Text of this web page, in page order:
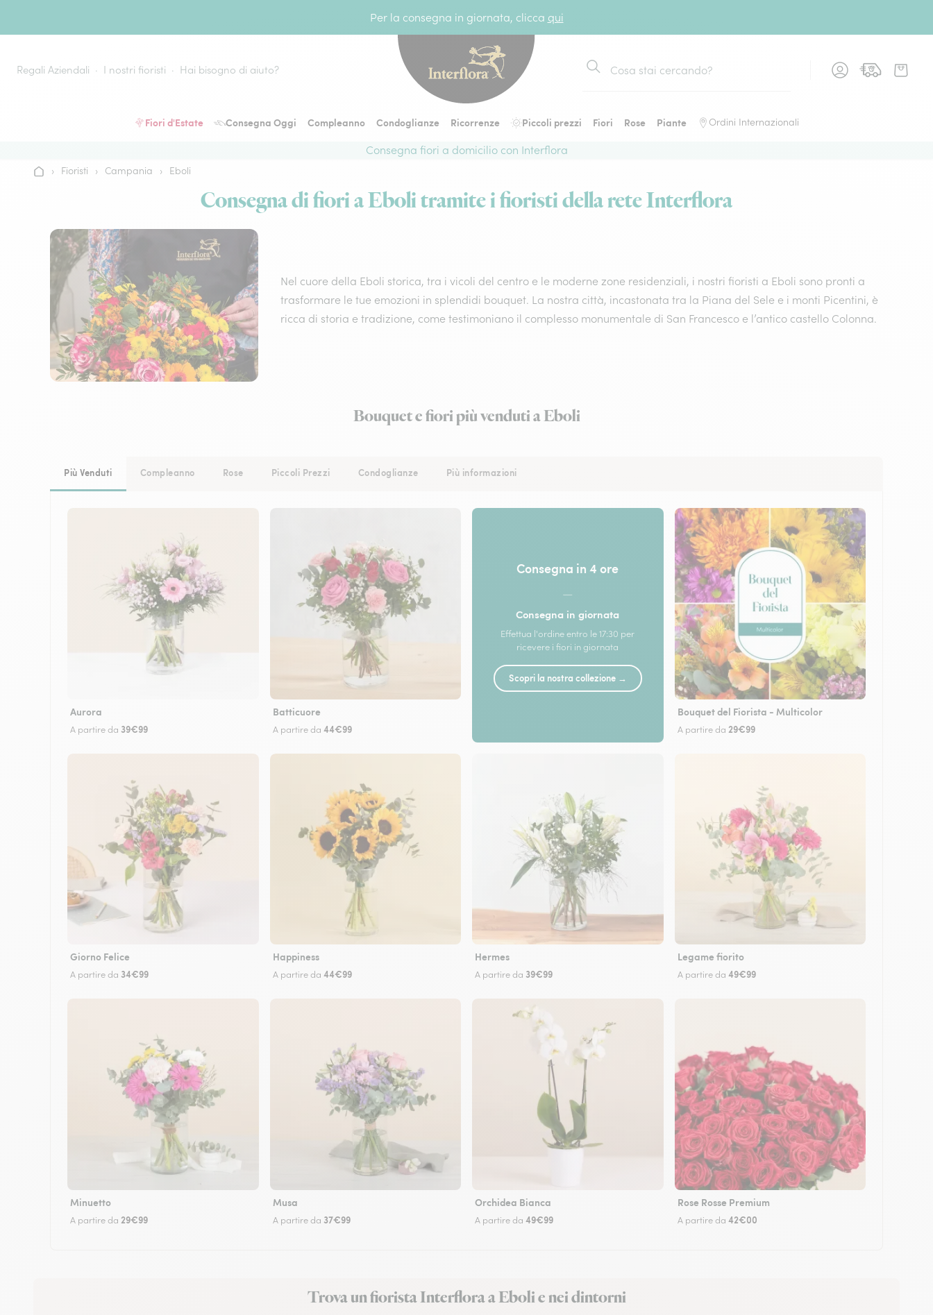
Per la consegna in giornata, clicca qui
Regali Aziendali I nostri fioristi Hai bisogno di aiuto?
Cerca
Fiori d'Estate Consegna Oggi Compleanno Condoglianze Ricorrenze Piccoli prezzi Fiori Rose Piante Ordini Internazionali
Consegna fiori a domicilio con Interflora
Home› Fioristi › Campania › Eboli
Consegna di fiori a Eboli tramite i fioristi della rete Interflora
Nel cuore della Eboli storica, tra i vicoli del centro e le moderne zone residenziali, i nostri fioristi a Eboli sono pronti a
trasformare le tue emozioni in splendidi bouquet. La nostra città, incastonata tra la Piana del Sele e i monti Picentini, è
ricca di storia e tradizione, come testimoniano il complesso monumentale di San Francesco e l’antico castello Colonna.
Bouquet e fiori più venduti a Eboli
Più Venduti Compleanno Rose Piccoli Prezzi Condoglianze Più informazioni
Aurora
A partire da 39€99
Batticuore
A partire da 44€99
Consegna in 4 ore
—
Consegna in giornata
Effettua l'ordine entro le 17:30 per
ricevere i fiori in giornata
Scopri la nostra collezione →
Bouquet del Fiorista - Multicolor
A partire da 29€99
Giorno Felice
A partire da 34€99
Happiness
A partire da 44€99
Hermes
A partire da 39€99
Legame fiorito
A partire da 49€99
Minuetto
A partire da 29€99
Musa
A partire da 37€99
Orchidea Bianca
A partire da 49€99
Rose Rosse Premium
A partire da 42€00
Trova un fiorista Interflora a Eboli e nei dintorni